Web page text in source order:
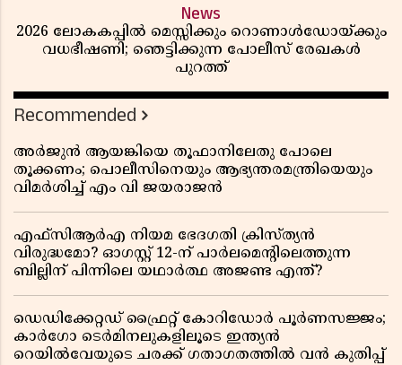
News
2026 ലോകകപ്പിൽ മെസ്സിക്കും റൊണാൾഡോയ്ക്കും
വധഭീഷണി; ഞെട്ടിക്കുന്ന പോലീസ് രേഖകൾ
പുറത്ത്
Recommended
അർജുൻ ആയങ്കിയെ തൂഫാനിലേതു പോലെ
തൂക്കണം; പൊലീസിനെയും ആഭ്യന്തരമന്ത്രിയെയും
വിമർശിച്ച് എം വി ജയരാജൻ
എഫ്സിആർഎ നിയമ ഭേദഗതി ക്രിസ്ത്യൻ
വിരുദ്ധമോ? ഓഗസ്റ്റ് 12-ന് പാർലമെന്റിലെത്തുന്ന
ബില്ലിന് പിന്നിലെ യഥാർത്ഥ അജണ്ട എന്ത്?
ഡെഡിക്കേറ്റഡ് ഫ്രൈറ്റ് കോറിഡോർ പൂർണസജ്ജം;
കാർഗോ ടെർമിനലുകളിലൂടെ ഇന്ത്യൻ
റെയിൽവേയുടെ ചരക്ക് ഗതാഗതത്തിൽ വൻ കുതിപ്പ്